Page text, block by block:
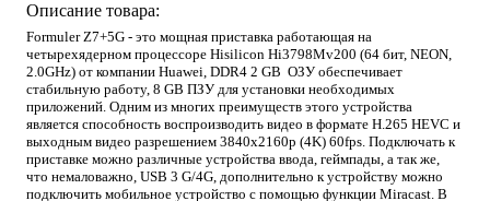
Описание товара:
Formuler Z7+5G - это мощная приставка работающая на
четырехядерном процессоре Hisilicon Hi3798Mv200 (64 бит, NEON,
2.0GHz) от компании Huawei, DDR4 2 GB ОЗУ обеспечивает
стабильную работу, 8 GB ПЗУ для установки необходимых
приложений. Одним из многих преимуществ этого устройства
является способность воспроизводить видео в формате H.265 HEVC и
выходным видео разрешением 3840x2160p (4K) 60fps. Подключать к
приставке можно различные устройства ввода, геймпады, а так же,
что немаловажно, USB 3 G/4G, дополнительно к устройству можно
подключить мобильное устройство с помощью функции Miracast. В